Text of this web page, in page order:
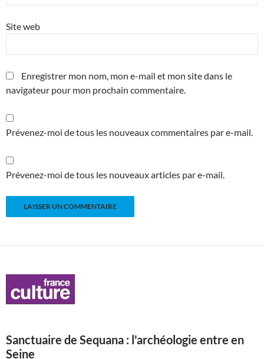
Site web
Enregistrer mon nom, mon e-mail et mon site dans le
navigateur pour mon prochain commentaire.
Prévenez-moi de tous les nouveaux commentaires par e-mail.
Prévenez-moi de tous les nouveaux articles par e-mail.
Sanctuaire de Sequana : l'archéologie entre en
Seine